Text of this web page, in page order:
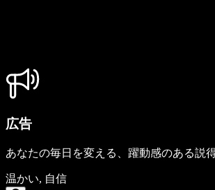
広告
あなたの毎日を変える、躍動感のある説
温かい, 自信